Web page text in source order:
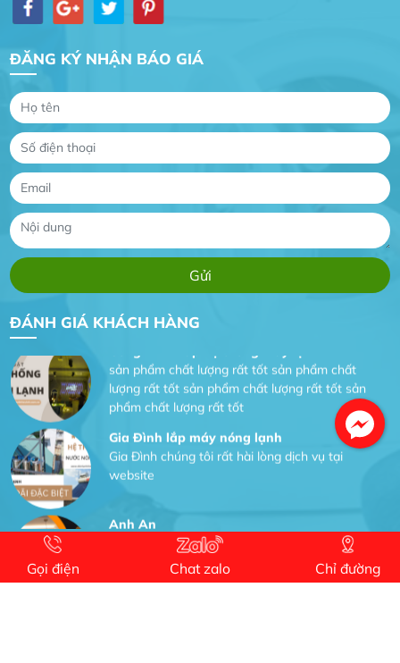
ĐĂNG KÝ NHẬN BÁO GIÁ
ĐÁNH GIÁ KHÁCH HÀNG
Gia Đình chúng tôi rất hài lòng dịch vụ tại
Anh An
vụ
Dịch vụ MoTor
sản phẩm chất lượng rất tốt sản phẩm chất
phẩm chất lượng rất tốt
Gia Đình lắp máy nóng lạnh
Gia Đình chúng tôi rất hài lòng dịch vụ tại
Anh An
Tôi hài lòng quấn motor đẹp và đúng ý
Gọi điện Chat zalo Chỉ đường